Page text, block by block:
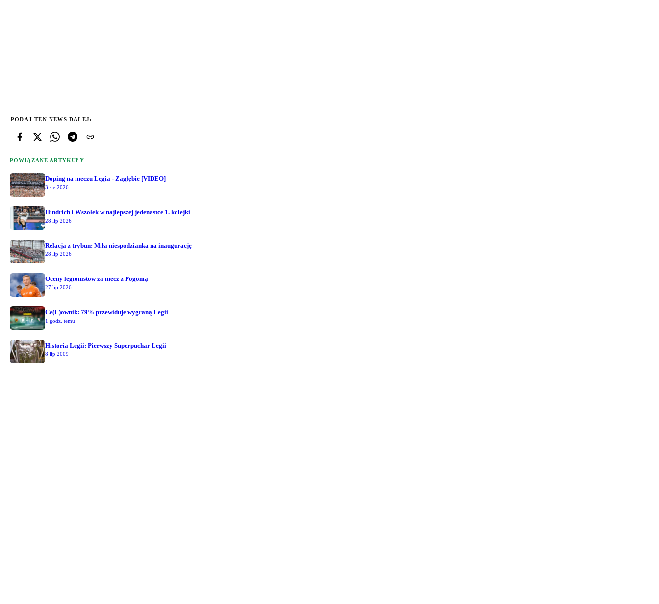
PODAJ TEN NEWS DALEJ:
POWIĄZANE ARTYKUŁY
Doping na meczu Legia - Zagłębie [VIDEO]
3 sie 2026
Hindrich i Wszołek w najlepszej jedenastce 1. kolejki
28 lip 2026
Relacja z trybun: Miła niespodzianka na inaugurację
28 lip 2026
Oceny legionistów za mecz z Pogonią
27 lip 2026
Ce(L)ownik: 79% przewiduje wygraną Legii
1 godz. temu
Historia Legii: Pierwszy Superpuchar Legii
8 lip 2009